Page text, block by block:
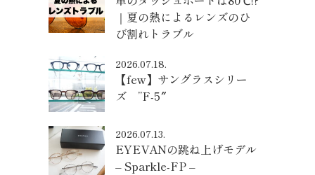
｜夏の熱によるレンズのひ
び割れトラブル
2026.07.18.
【few】サングラスシリー
ズ ”F-5″
2026.07.13.
EYEVANの跳ね上げモデル
– Sparkle-FP –